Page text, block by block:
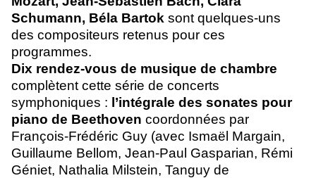
Schumann, Béla Bartok sont quelques-uns
des compositeurs retenus pour ces
programmes.
Dix rendez-vous de musique de chambre
complètent cette série de concerts
symphoniques : l’intégrale des sonates pour
piano de Beethoven coordonnées par
François-Frédéric Guy (avec Ismaël Margain,
Guillaume Bellom, Jean-Paul Gasparian, Rémi
Géniet, Nathalia Milstein, Tanguy de